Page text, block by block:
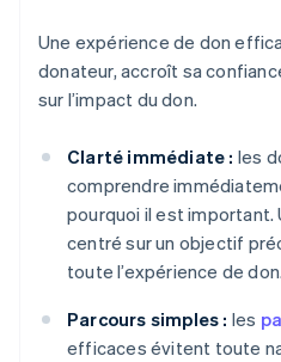
Une expérience de don
donateur, accroît sa
sur l’impact du don.
Clarté immédiate : les
comprendre
pourquoi il est important.
centré sur un objectif
toute l’expérience de don.
Parcours simples : les
efficaces évitent toute